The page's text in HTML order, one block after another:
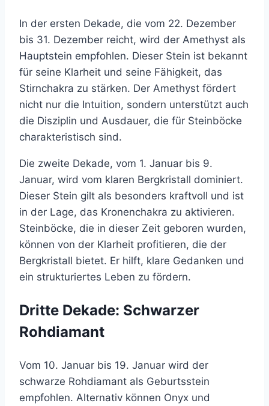
In der ersten Dekade, die vom 22. Dezember
bis 31. Dezember reicht, wird der Amethyst als
Hauptstein empfohlen. Dieser Stein ist bekannt
für seine Klarheit und seine Fähigkeit, das
Stirnchakra zu stärken. Der Amethyst fördert
nicht nur die Intuition, sondern unterstützt auch
die Disziplin und Ausdauer, die für Steinböcke
charakteristisch sind.
Die zweite Dekade, vom 1. Januar bis 9.
Januar, wird vom klaren Bergkristall dominiert.
Dieser Stein gilt als besonders kraftvoll und ist
in der Lage, das Kronenchakra zu aktivieren.
Steinböcke, die in dieser Zeit geboren wurden,
können von der Klarheit profitieren, die der
Bergkristall bietet. Er hilft, klare Gedanken und
ein strukturiertes Leben zu fördern.
Dritte Dekade: Schwarzer
Rohdiamant
Vom 10. Januar bis 19. Januar wird der
schwarze Rohdiamant als Geburtsstein
empfohlen. Alternativ können Onyx und